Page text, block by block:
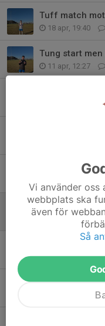
18 apr, 19:40
11 apr, 12:27
Blåsigt väder
Lång dag,
Team kläder
6 jun 2024 0
10 okt 2023
KFF-Dagen
Vi använder
webbplats ska
även för
Så